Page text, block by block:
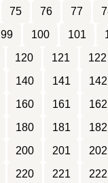
75 76 77
99 100 101
120 121 122
140 141 142
160 161 162
180 181 182
200 201 202
220 221 222